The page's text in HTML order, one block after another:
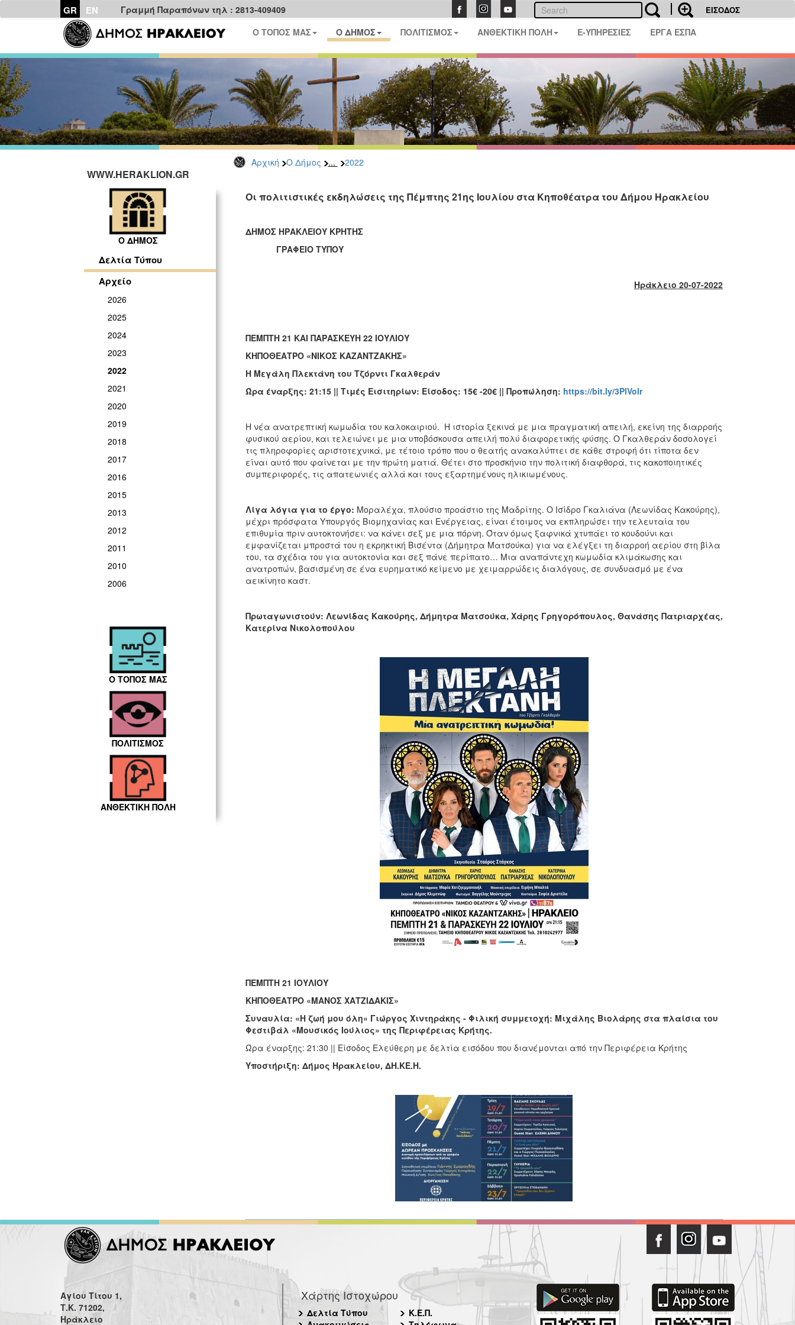
GR EN Γραμμή Παραπόνων τηλ : 2813-409409 ΕΙΣΟΔΟΣ
Ο ΤΟΠΟΣ ΜΑΣ Ο ΔΗΜΟΣ ΠΟΛΙΤΙΣΜΟΣ ΑΝΘΕΚΤΙΚΗ ΠΟΛΗ E-ΥΠΗΡΕΣΙΕΣ ΕΡΓΑ ΕΣΠΑ
Αρχική Ο Δήμος ... 2022
WWW.HERAKLION.GR
Ο ΔΗΜΟΣ
Δελτία Τύπου
Αρχείο
2026
2025
2024
2023
2022
2021
2020
2019
2018
2017
2016
2015
2013
2012
2011
2010
2006
Ο ΤΟΠΟΣ ΜΑΣ
ΠΟΛΙΤΙΣΜΟΣ
ΑΝΘΕΚΤΙΚΗ ΠΟΛΗ
Οι πολιτιστικές εκδηλώσεις της Πέμπτης 21ης Ιουλίου στα Κηποθέατρα του Δήμου Ηρακλείου
ΔΗΜΟΣ ΗΡΑΚΛΕΙΟΥ ΚΡΗΤΗΣ
ΓΡΑΦΕΙΟ ΤΥΠΟΥ
Ηράκλειο 20-07-2022
ΠΕΜΠΤΗ 21 ΚΑΙ ΠΑΡΑΣΚΕΥΗ 22 ΙΟΥΛΙΟΥ
ΚΗΠΟΘΕΑΤΡΟ «ΝΙΚΟΣ ΚΑΖΑΝΤΖΑΚΗΣ»
Η Μεγάλη Πλεκτάνη του Τζόρντι Γκαλθεράν
Ώρα έναρξης: 21:15 || Τιμές Εισιτηρίων: Είσοδος: 15€ -20€ || Προπώληση: https://bit.ly/3PlVolr
Η νέα ανατρεπτική κωμωδία του καλοκαιριού. Η ιστορία ξεκινά με μια πραγματική απειλή, εκείνη της διαρροής
φυσικού αερίου, και τελειώνει με μια υποβόσκουσα απειλή πολύ διαφορετικής φύσης. Ο Γκαλθεράν δοσολογεί
τις πληροφορίες αριστοτεχνικά, με τέτοιο τρόπο που ο θεατής ανακαλύπτει σε κάθε στροφή ότι τίποτα δεν
είναι αυτό που φαίνεται με την πρώτη ματιά. Θέτει στο προσκήνιο την πολιτική διαφθορά, τις κακοποιητικές
συμπεριφορές, τις απατεωνιές αλλά και τους εξαρτημένους ηλικιωμένους.
Λίγα λόγια για το έργο: Μοραλέχα, πλούσιο προάστιο της Μαδρίτης. Ο Ισίδρο Γκαλιάνα (Λεωνίδας Κακούρης),
μέχρι πρόσφατα Υπουργός Βιομηχανίας και Ενέργειας, είναι έτοιμος να εκπληρώσει την τελευταία του
επιθυμία πριν αυτοκτονήσει: να κάνει σεξ με μια πόρνη. Όταν όμως ξαφνικά χτυπάει το κουδούνι και
εμφανίζεται μπροστά του η εκρηκτική Βισέντα (Δήμητρα Ματσούκα) για να ελέγξει τη διαρροή αερίου στη βίλα
του, τα σχέδια του για αυτοκτονία και σεξ πάνε περίπατο… Μια αναπάντεχη κωμωδία κλιμάκωσης και
ανατροπών, βασισμένη σε ένα ευρηματικό κείμενο με χειμαρρώδεις διαλόγους, σε συνδυασμό με ένα
αεικίνητο καστ.
Πρωταγωνιστούν: Λεωνίδας Κακούρης, Δήμητρα Ματσούκα, Χάρης Γρηγορόπουλος, Θανάσης Πατριαρχέας,
Κατερίνα Νικολοπούλου
ΠΕΜΠΤΗ 21 ΙΟΥΛΙΟΥ
ΚΗΠΟΘΕΑΤΡΟ «ΜΑΝΟΣ ΧΑΤΖΙΔΑΚΙΣ»
Συναυλία: «Η ζωή μου όλη» Γιώργος Χιντηράκης - Φιλική συμμετοχή: Μιχάλης Βιολάρης στα πλαίσια του
Φεστιβάλ «Μουσικός Ιούλιος» της Περιφέρειας Κρήτης.
Ώρα έναρξης: 21:30 || Είσοδος Ελεύθερη με δελτία εισόδου που διανέμονται από την Περιφέρεια Κρήτης
Υποστήριξη: Δήμος Ηρακλείου, ΔΗ.ΚΕ.Η.
Αγίου Τίτου 1,
Τ.Κ. 71202,
Ηράκλειο
Χάρτης Ιστοχώρου
Δελτία Τύπου
Κ.Ε.Π.